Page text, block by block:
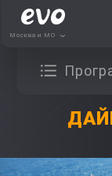
Москва и МО